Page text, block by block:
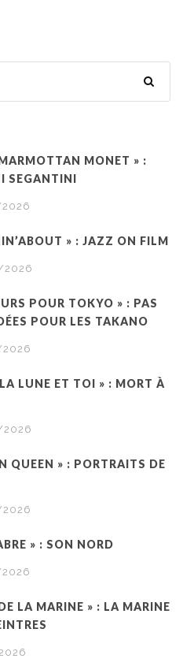
MONET » :
SEGANTINI
» : JAZZ ON FILM
POUR TOKYO » : PAS
POUR LES TAKANO
LUNE ET TOI » : MORT À
QUEEN » : PORTRAITS DE
» : SON NORD
LA MARINE » : LA MARINE